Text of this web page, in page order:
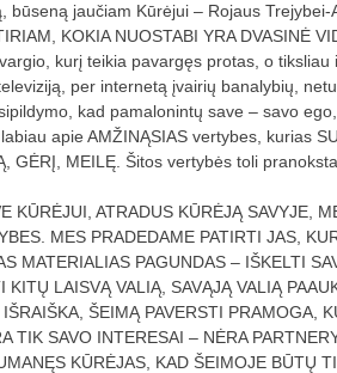
būseną jaučiam Kūrėjui – Rojaus
KOKIA NUOSTABI YRA DVASINĖ
kurį teikia pavargęs protas, o tiksliau
per internetą įvairių banalybių,
kad pamalonintų save – savo
apie AMŽINĄSIAS vertybes, kurias
GĖRĮ, MEILĘ. Šitos vertybės toli
KŪRĖJUI, ATRADUS KŪRĖJĄ SAVYJE,
MES PRADEDAME PATIRTI JAS,
MATERIALIAS PAGUNDAS – IŠKELTI
KITŲ LAISVĄ VALIĄ, SAVĄJĄ VALIĄ
ŠEIMĄ PAVERSTI PRAMOGA,
TIK SAVO INTERESAI – NĖRA
KŪRĖJAS, KAD ŠEIMOJE BŪTŲ